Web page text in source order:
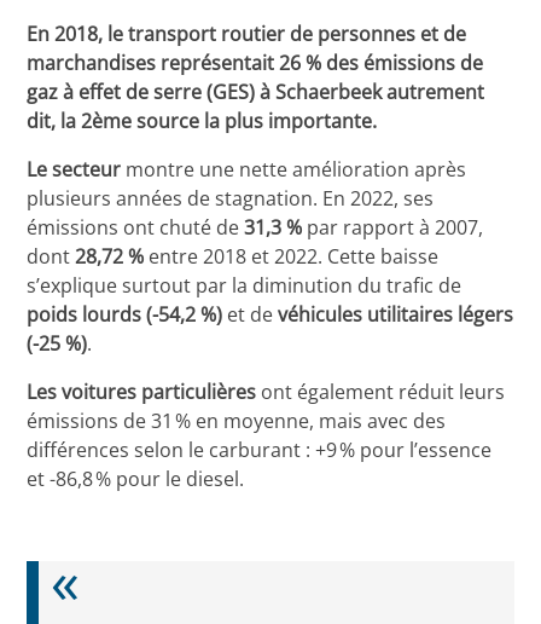
En 2018, le transport routier de personnes et de
marchandises représentait 26 % des émissions de
gaz à effet de serre (GES) à Schaerbeek autrement
dit, la 2ème source la plus importante.
Le secteur montre une nette amélioration après
plusieurs années de stagnation. En 2022, ses
émissions ont chuté de31,3 % par rapport à 2007,
dont28,72 % entre 2018 et 2022. Cette baisse
s’explique surtout par la diminution du trafic de
poids lourds (-54,2 %) et devéhicules utilitaires légers
(-25 %).
Les voitures particulières ont également réduit leurs
émissions de 31 % en moyenne, mais avec des
différences selon le carburant : +9 % pour l’essence
et -86,8 % pour le diesel.